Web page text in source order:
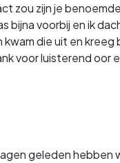
zou zijn je
bijna voorbij en ik
kwam die uit en kreeg
voor luisterend oor
geleden hebben